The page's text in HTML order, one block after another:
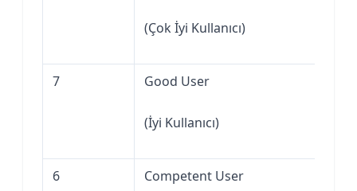
(Çok İyi Kullanıcı)
7 Good User
(İyi Kullanıcı)
6 Competent User